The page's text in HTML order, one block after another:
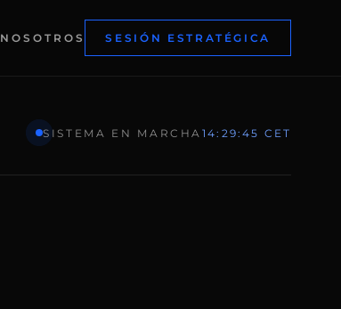
NOSOTROS SESIÓN ESTRATÉGICA
SISTEMA EN MARCHA14:29:46 CET